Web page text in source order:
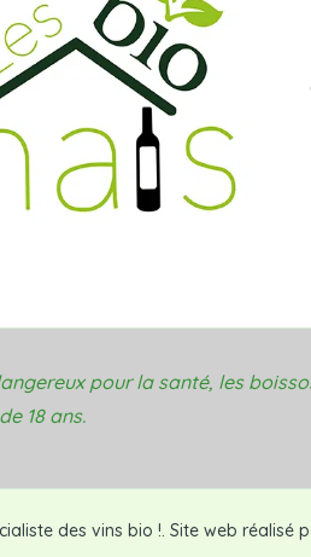
pour la santé, les
18 ans.
des vins bio !. Site web réalisé